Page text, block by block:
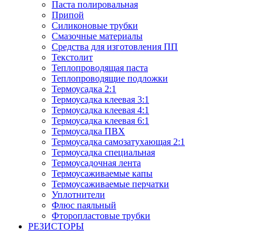
Паста полировальная
Припой
Силиконовые трубки
Смазочные материалы
Средства для изготовления ПП
Текстолит
Теплопроводящая паста
Теплопроводящие подложки
Термоусадка 2:1
Термоусадка клеевая 3:1
Термоусадка клеевая 4:1
Термоусадка клеевая 6:1
Термоусадка ПВХ
Термоусадка самозатухающая 2:1
Термоусадка специальная
Термоусадочная лента
Термоусаживаемые капы
Термоусаживаемые перчатки
Уплотнители
Флюс паяльный
Фторопластовые трубки
РЕЗИСТОРЫ